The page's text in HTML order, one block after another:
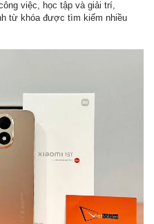
việc, học tập và giải trí,
từ khóa được tìm kiếm nhiều